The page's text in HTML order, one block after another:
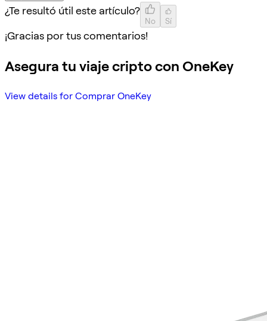
¿Te resultó útil este artículo?
No Sí
¡Gracias por tus comentarios!
Asegura tu viaje cripto con OneKey
View details for Comprar OneKey